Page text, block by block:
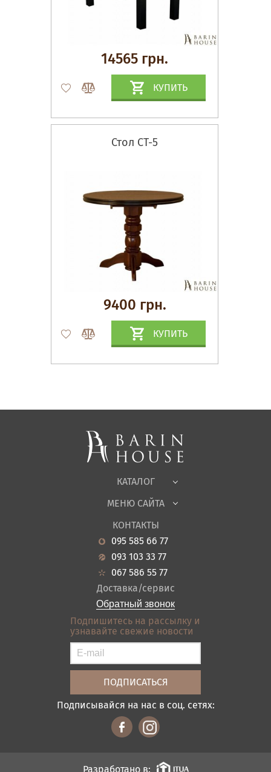
14565 грн.
КУПИТЬ
Стол СТ-5
9400 грн.
КУПИТЬ
КАТАЛОГ
Спальни, Кровати
Корпусная мебель
Офисная мебель
Садовая мебель
Гостиная
Кухня
Прихожие
Ванная
Акции
МЕНЮ САЙТА
О нас
Новости
Гарантия
Кредит
Оплата и доставка
Отзывы
Контакты
Карта сайта
Условия покупки
КОНТАКТЫ
095 585 66 77
093 103 33 77
067 586 55 77
Доставка/сервис
Обратный звонок
Подпишитесь на рассылку и
узнавайте свежие новости
Подписывайся на нас в соц. сетях:
Разработано в: